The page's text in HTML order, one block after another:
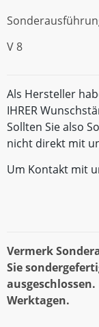
V 8
Als Hersteller
IHRER
Sollten Sie also
nicht direkt mit
Um Kontakt mit
Vermerk
Sie
Werktagen.